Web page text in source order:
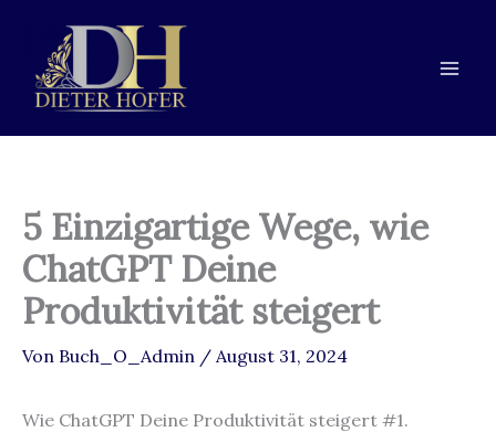
springen
Navigation
springen
springen
5 Einzigartige Wege, wie
ChatGPT Deine
Produktivität steigert
Von Buch_O_Admin / August 31, 2024
Wie ChatGPT Deine Produktivität steigert #1.